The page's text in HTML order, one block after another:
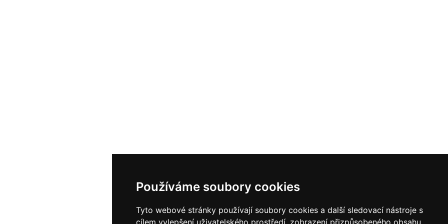
Používáme soubory cookies
Tyto webové stránky používají soubory cookies a další sledovací nástroje s
cílem vylepšení uživatelského prostředí, zobrazení přizpůsobeného obsahu